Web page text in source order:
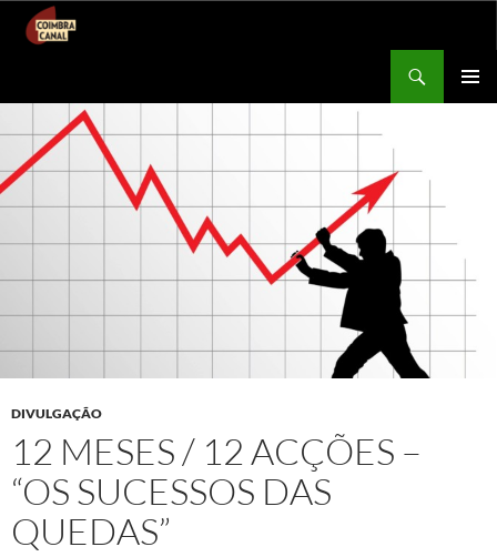
CONTEÚDO
DIVULGAÇÃO
12 MESES / 12 ACÇÕES –
“OS SUCESSOS DAS
QUEDAS”